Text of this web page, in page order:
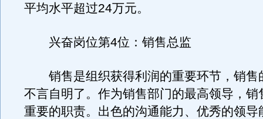
平均水平超过24万元。
兴奋岗位第4位：销售总监
销售是组织获得利润的重要环节，销售
不言自明了。作为销售部门的最高领导，销
重要的职责。出色的沟通能力、优秀的领导